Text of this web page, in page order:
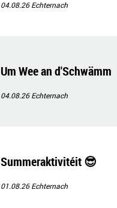
04.08.26Echternach
Um Wee an d'Schwämm
04.08.26Echternach
Summeraktivitéit 😎
01.08.26Echternach